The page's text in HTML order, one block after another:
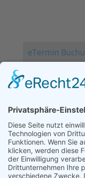
eTermin
– Online
Achtung! Nur
KEINE
Unsere